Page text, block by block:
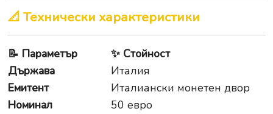
📐 Технически характеристики
📝 Параметър ✨ Стойност
Държава
Италия
Емитент
Италиански монетен двор
Номинал
50 евро